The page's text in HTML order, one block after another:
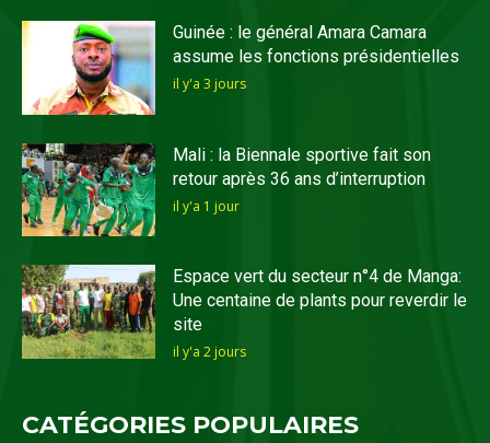
Guinée : le général Amara Camara
assume les fonctions présidentielles
il y'a 3 jours
Mali : la Biennale sportive fait son
retour après 36 ans d’interruption
il y'a 1 jour
Espace vert du secteur n°4 de Manga:
Une centaine de plants pour reverdir le
site
il y'a 2 jours
CATÉGORIES POPULAIRES